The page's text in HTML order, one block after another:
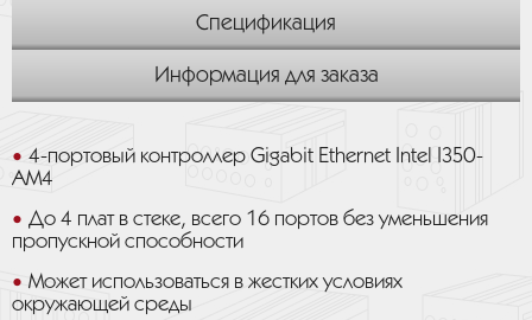
Спецификация
Информация для заказа
4-портовый контроллер Gigabit Ethernet Intel I350-
AM4
До 4 плат в стеке, всего 16 портов без уменьшения
пропускной способности
Может использоваться в жестких условиях
окружающей среды